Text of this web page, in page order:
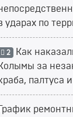
ударах по
2 Как
Колымы за
палтуса
График